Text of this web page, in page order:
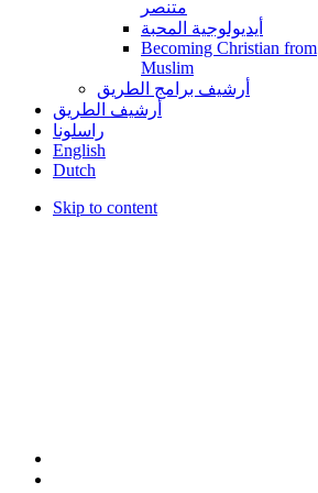
متنصر
أيديولوجية المحبة
Becoming Christian from
Muslim
أرشيف برامج الطريق
أرشيف الطريق
راسلونا
English
Dutch
Skip to content